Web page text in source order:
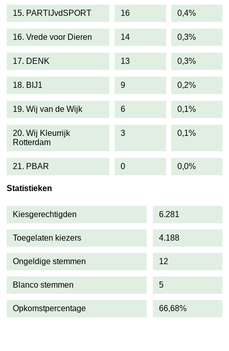
15. PARTIJvdSPORT 16 0,4%
16. Vrede voor Dieren 14 0,3%
17. DENK 13 0,3%
18. BIJ1 9 0,2%
19. Wij van de Wijk 6 0,1%
20. Wij Kleurrijk
Rotterdam
3 0,1%
21. PBAR 0 0,0%
Statistieken
Kiesgerechtigden 6.281
Toegelaten kiezers 4.188
Ongeldige stemmen 12
Blanco stemmen 5
Opkomstpercentage 66,68%